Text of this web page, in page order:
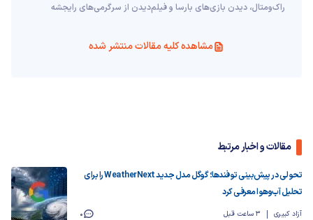
راک‌ومتال، دیدن بازی‌های بارسا و فیلم‌دیدن از سرگرمی‌های رایجشه
مشاهده کلیه مقالات منتشر شده
مقالات و اخبار مرتبط
تحولی در پیش‌بینی توفندها؛ گوگل مدل جدید WeatherNext را برای
تحلیل آب‌وهوا معرفی کرد
آزاد کبیری 3 ساعت قبل 0